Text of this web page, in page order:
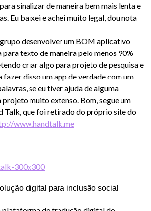
sinalizar de maneira bem mais lenta e
Eu baixei e achei muito legal, dou nota
desenvolver um BOM aplicativo
para texto de maneira pelo menos 90%
criar algo para projeto de pesquisa e
fazer disso um app de verdade com um
se eu tiver ajuda de alguma
projeto muito extenso. Bom, segue um
Talk, que foi retirado do próprio site do
www.handtalk.me
digital para inclusão social